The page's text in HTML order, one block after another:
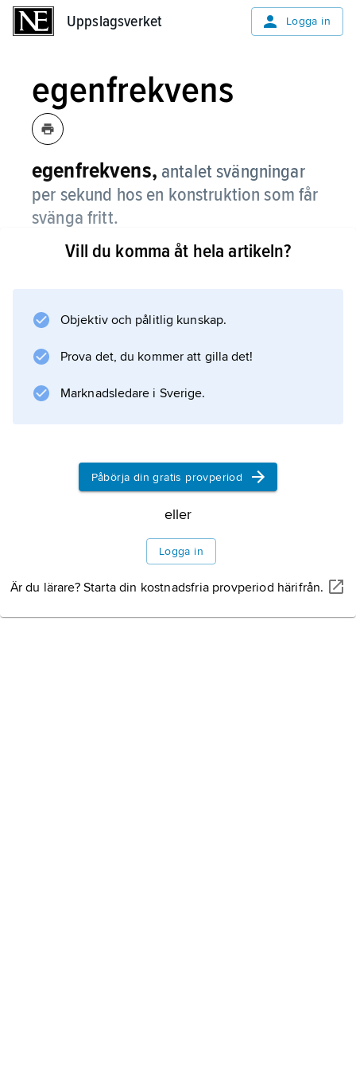
Uppslagsverket Logga in
egenfrekvens
egenfrekvens, antalet svängningar
per sekund hos en konstruktion som får
svänga fritt.
En konstruktion har ett obegränsat antal
rockgala hoppar i takt med läktarens
förstoras kraftigt och skador kan uppstå. Så
hände vid en rockgala på Ullevi i Göteborg
1985.
Information om artikeln
Vill du komma åt hela artikeln?
Objektiv och pålitlig kunskap.
Prova det, du kommer att gilla det!
Marknadsledare i Sverige.
Påbörja din gratis provperiod
eller
Logga in
Är du lärare? Starta din kostnadsfria provperiod härifrån.